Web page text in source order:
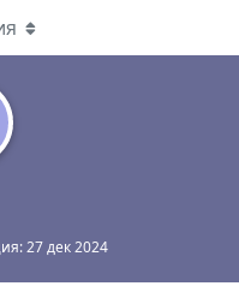
27 дек 2024